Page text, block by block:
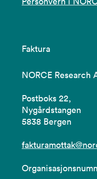
Faktura
NORCE Research
Postboks 22,
Nygårdstangen
5838 Bergen